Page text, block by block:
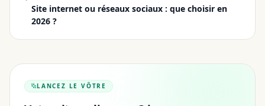
Site internet ou réseaux sociaux : que choisir en
2026 ?
LANCEZ LE VÔTRE